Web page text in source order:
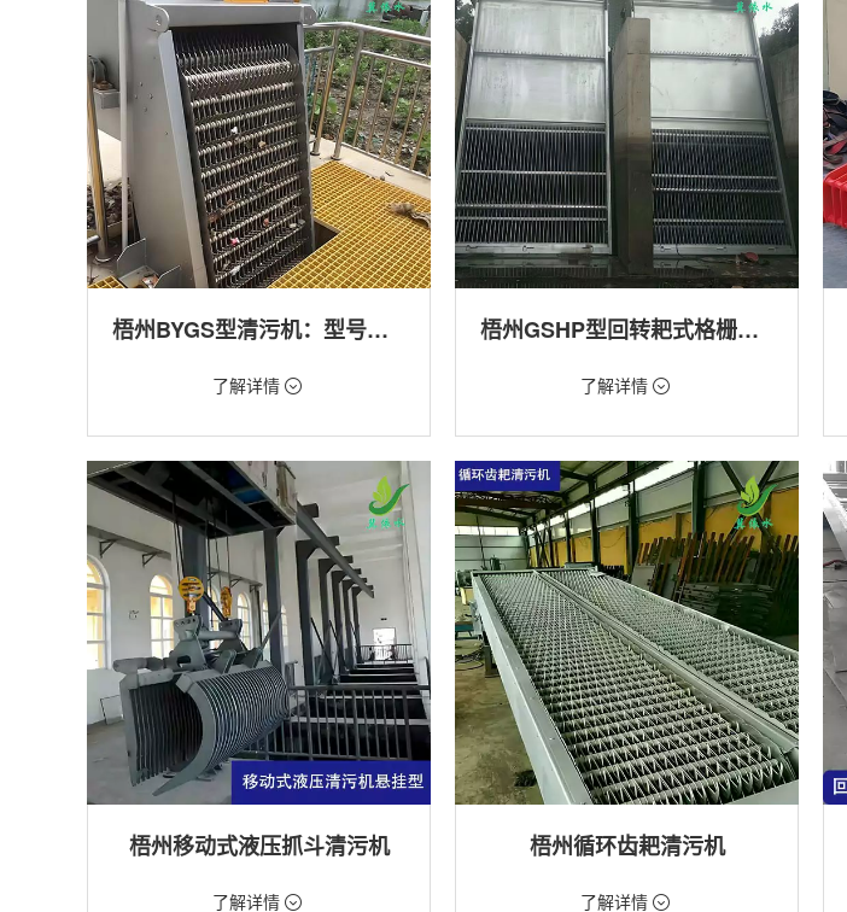
梧州BYGS型清污机：型号多样应用广泛
价格：1.23万/台
机
用途：泵站,污水处理,渠道,化工,纺织
了解详情
梧州GSHP型回转耙式格栅清污机
价格：1.18万/台
机,回转式清污机
用途：泵站,污水处理,水电站,自来水厂,渠道,河
道,防洪排涝
了解详情
梧州移动式液压抓斗清污机
价格：5698元/台了解详情
梧州循环齿耙清污机
价格：1898元/台了解详情